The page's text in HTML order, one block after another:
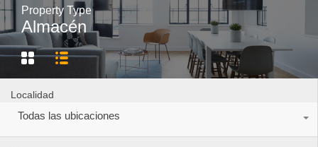
Property Type
Almacén
Localidad
Todas las ubicaciones